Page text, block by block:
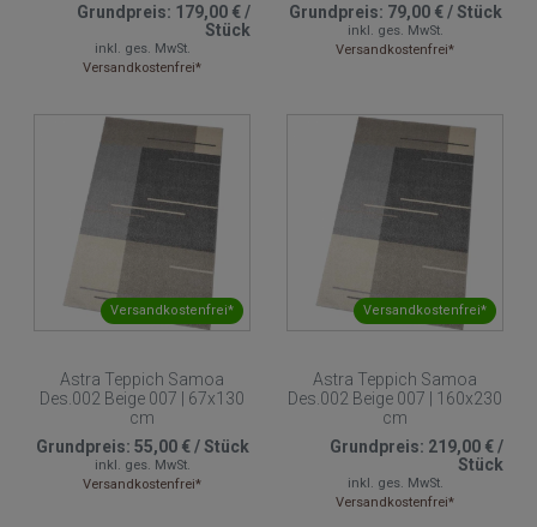
Grundpreis: 179,00 €/
Stück
inkl. ges. MwSt.
Versandkostenfrei*
Grundpreis: 79,00 €/Stück
inkl. ges. MwSt.
Versandkostenfrei*
Versandkostenfrei*
Astra Teppich Samoa
Des.002 Beige 007 | 67x130
cm
Grundpreis: 55,00 €/Stück
inkl. ges. MwSt.
Versandkostenfrei*
Versandkostenfrei*
Astra Teppich Samoa
Des.002 Beige 007 | 160x230
cm
Grundpreis: 219,00 €/
Stück
inkl. ges. MwSt.
Versandkostenfrei*